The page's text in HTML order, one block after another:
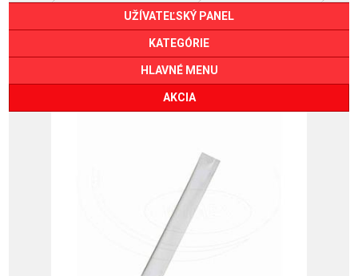
ŠPAJDLE, ŠPÁRADLÁ, NAPICHOVADLÁ
UŽÍVATEĽSKÝ PANEL
KATEGÓRIE
HLAVNÉ MENU
AKCIA